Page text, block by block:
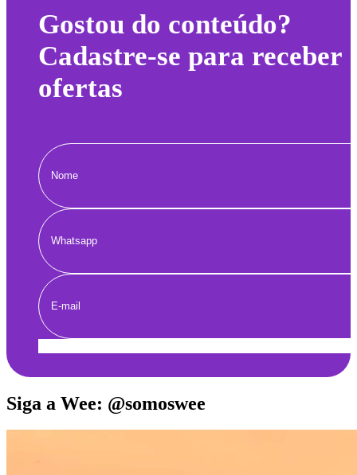
Gostou do conteúdo?
Cadastre-se para receber
ofertas
Siga a Wee: @somoswee